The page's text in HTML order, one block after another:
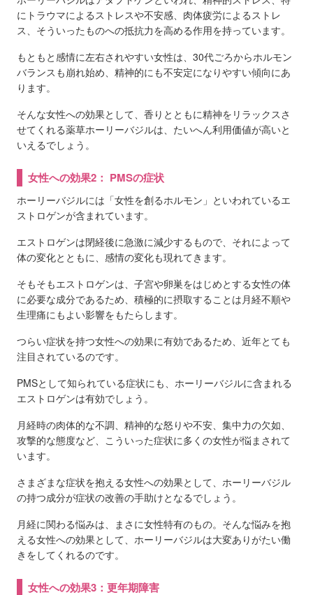
にトラウマによるストレスや不安感、肉体疲労によるストレ
ス、そういったものへの抵抗力を高める作用を持っています。
もともと感情に左右されやすい女性は、30代ごろからホルモン
バランスも崩れ始め、精神的にも不安定になりやすい傾向にあ
ります。
そんな女性への効果として、香りとともに精神をリラックスさ
せてくれる薬草ホーリーバジルは、たいへん利用価値が高いと
いえるでしょう。
女性への効果2： PMSの症状
ホーリーバジルには「女性を創るホルモン」といわれているエ
ストロゲンが含まれています。
エストロゲンは閉経後に急激に減少するもので、それによって
体の変化とともに、感情の変化も現れてきます。
そもそもエストロゲンは、子宮や卵巣をはじめとする女性の体
に必要な成分であるため、積極的に摂取することは月経不順や
生理痛にもよい影響をもたらします。
つらい症状を持つ女性への効果に有効であるため、近年とても
注目されているのです。
PMSとして知られている症状にも、ホーリーバジルに含まれる
エストロゲンは有効でしょう。
月経時の肉体的な不調、精神的な怒りや不安、集中力の欠如、
攻撃的な態度など、こういった症状に多くの女性が悩まされて
います。
さまざまな症状を抱える女性への効果として、ホーリーバジル
の持つ成分が症状の改善の手助けとなるでしょう。
月経に関わる悩みは、まさに女性特有のもの。そんな悩みを抱
える女性への効果として、ホーリーバジルは大変ありがたい働
きをしてくれるのです。
女性への効果3：更年期障害